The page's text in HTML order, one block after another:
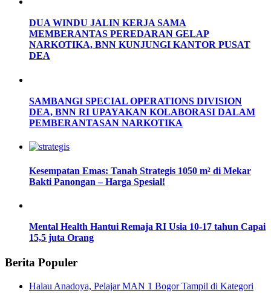
DUA WINDU JALIN KERJA SAMA
MEMBERANTAS PEREDARAN GELAP
NARKOTIKA, BNN KUNJUNGI KANTOR PUSAT
DEA
SAMBANGI SPECIAL OPERATIONS DIVISION
DEA, BNN RI UPAYAKAN KOLABORASI DALAM
PEMBERANTASAN NARKOTIKA
Kesempatan Emas: Tanah Strategis 1050 m² di Mekar
Bakti Panongan – Harga Spesial!
Mental Health Hantui Remaja RI Usia 10-17 tahun Capai
15,5 juta Orang
Berita Populer
Halau Anadoya, Pelajar MAN 1 Bogor Tampil di Kategori